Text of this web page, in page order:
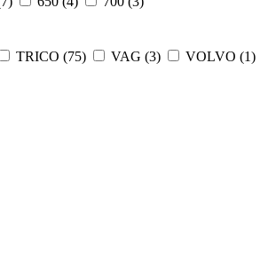
TRICO (75) VAG (3) VOLVO (1)